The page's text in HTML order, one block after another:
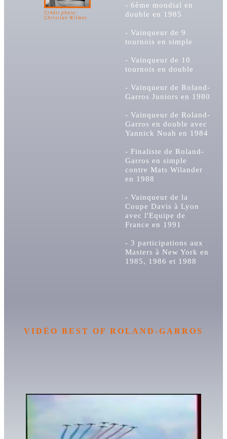
Crédit photo:
Christian Wilmes
- 6ème mondial en
double en 1985
- Vainqueur de 9
tournois en simple
- Vainqueur de 10
tournois en double
- Vainqueur de Roland-
Garros Juniors en 1980
- Vainqueur de Roland-
Garros en double avec
Yannick Noah en 1984
- Finaliste de Roland-
Garros en simple
contre Mats Wilander
en 1988
- Vainqueur de la
Coupe Davis à Lyon
avec l'Equipe de
France en 1991
- 3 participations aux
Masters à New York en
1985, 1986 et 1988
VIDÉO BEST OF ROLAND-GARROS